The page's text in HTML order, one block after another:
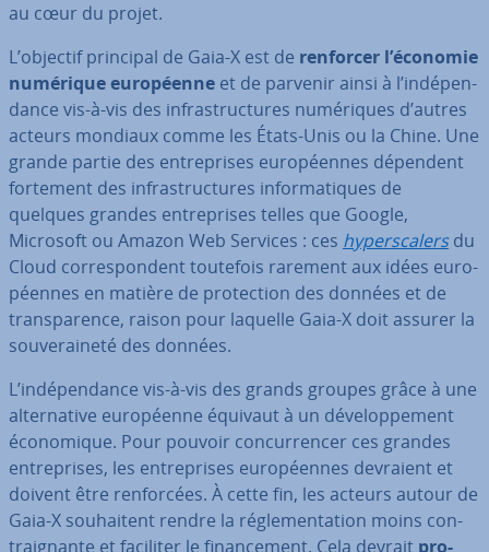
au cœur du projet.
L’objectif principal de Gaia-X est de renforcer l’économie
numérique eu­ro­péenne et de parvenir ainsi à l’in­dé­pen­
dance vis-à-vis des in­fras­truc­tures nu­mé­riques d’autres
acteurs mondiaux comme les États-Unis ou la Chine. Une
grande partie des en­tre­prises eu­ro­péennes dépendent
fortement des in­fras­truc­tures in­for­ma­tiques de
quelques grandes en­tre­prises telles que Google,
Microsoft ou Amazon Web Services : ces hy­pers­ca­lersdu
Cloud cor­res­pon­dent toutefois rarement aux idées eu­ro­
péennes en matière de pro­tec­tion des données et de
trans­pa­rence, raison pour laquelle Gaia-X doit assurer la
sou­ve­rai­neté des données.
L’in­dé­pen­dance vis-à-vis des grands groupes grâce à une
al­ter­na­tive eu­ro­péenne équivaut à un dé­ve­lop­pe­ment
éco­no­mique. Pour pouvoir con­cur­ren­cer ces grandes
en­tre­prises, les en­tre­prises eu­ro­péennes devraient et
doivent être ren­for­cées. À cette fin, les acteurs autour de
Gaia-X sou­hai­tent rendre la ré­gle­men­ta­tion moins con­
traig­nante et faciliter le fi­nan­ce­ment. Cela devrait pro­